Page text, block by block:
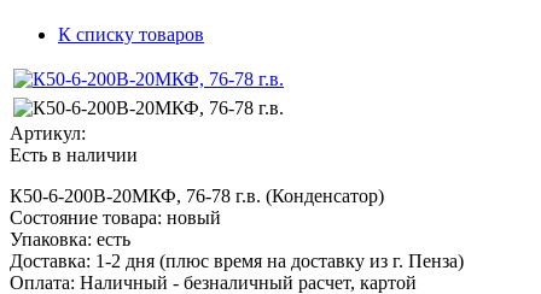
К списку товаров
Артикул:
Есть в наличии
К50-6-200В-20МКФ, 76-78 г.в. (Конденсатор)
Состояние товара: новый
Упаковка: есть
Доставка: 1-2 дня (плюс время на доставку из г. Пенза)
Оплата: Наличный - безналичный расчет, картой